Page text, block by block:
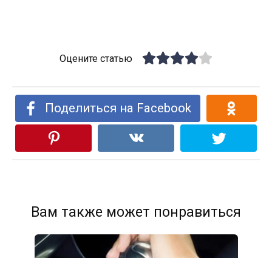
Оцените статью
Поделиться на Facebook
Вам также может понравиться